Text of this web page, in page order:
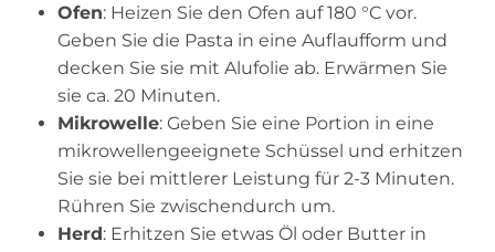
Ofen: Heizen Sie den Ofen auf 180 °C vor.
Geben Sie die Pasta in eine Auflaufform und
decken Sie sie mit Alufolie ab. Erwärmen Sie
sie ca. 20 Minuten.
Mikrowelle: Geben Sie eine Portion in eine
mikrowellengeeignete Schüssel und erhitzen
Sie sie bei mittlerer Leistung für 2-3 Minuten.
Rühren Sie zwischendurch um.
Herd: Erhitzen Sie etwas Öl oder Butter in